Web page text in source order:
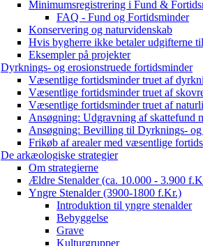
Minimumsregistrering i Fund &
FAQ - Fund og Fortidsminder
Konservering og naturvidenskab
Hvis bygherre ikke betaler udgifterne
Eksempler på projekter
Dyrknings- og erosionstruede fortidsminder
Væsentlige fortidsminder truet af
Væsentlige fortidsminder truet af
Væsentlige fortidsminder truet af
Ansøgning: Udgravning af skattefund
Ansøgning: Bevilling til Dyrknings-
Frikøb af arealer med væsentlige
De arkæologiske strategier
Om strategierne
Ældre Stenalder (ca. 10.000 - 3.900
Yngre Stenalder (3900-1800 f.Kr.)
Introduktion til yngre stenalder
Bebyggelse
Grave
Kulturgrupper